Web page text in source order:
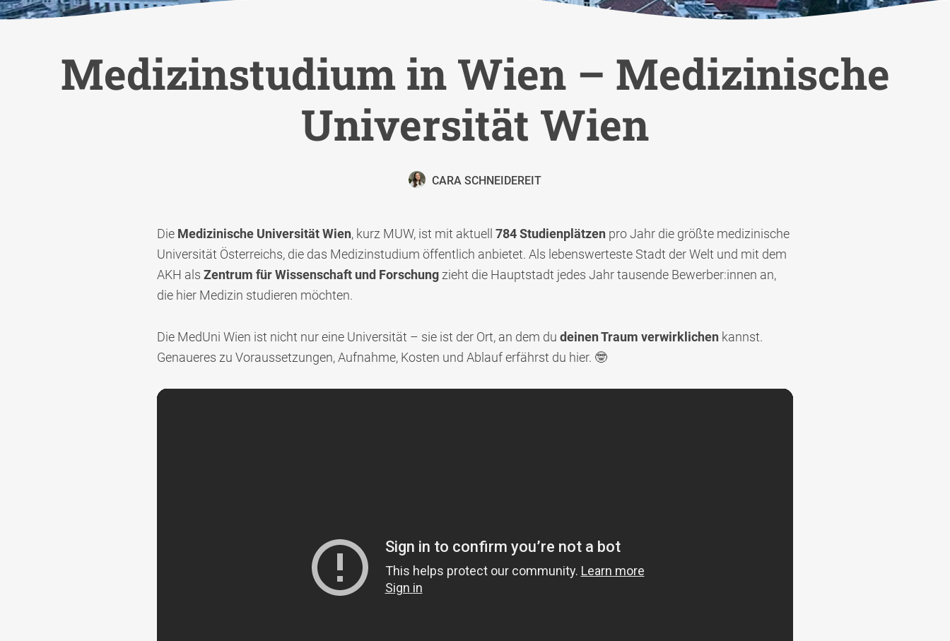
Medizinstudium in Wien – Medizinische
Universität Wien
CARA SCHNEIDEREIT
Die Medizinische Universität Wien, kurz MUW, ist mit aktuell 784 Studienplätzen pro Jahr die größte medizinische
Universität Österreichs, die das Medizinstudium öffentlich anbietet. Als lebenswerteste Stadt der Welt und mit dem
AKH als Zentrum für Wissenschaft und Forschung zieht die Hauptstadt jedes Jahr tausende Bewerber:innen an,
die hier Medizin studieren möchten.
Die MedUni Wien ist nicht nur eine Universität – sie ist der Ort, an dem du deinen Traum verwirklichen kannst.
Genaueres zu Voraussetzungen, Aufnahme, Kosten und Ablauf erfährst du hier. 🤓